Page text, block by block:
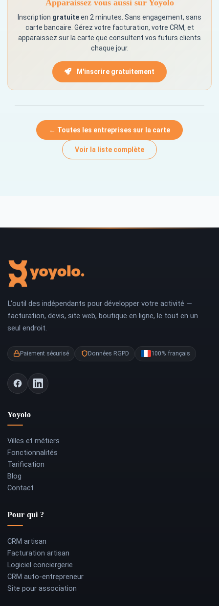
Apparaissez vous aussi sur Yoyolo
Inscription gratuiteen 2 minutes. Sans engagement, sans
carte bancaire. Gérez votre facturation, votre CRM, et
apparaissez sur la carte que consultent vos futurs clients
chaque jour.
M'inscrire gratuitement
← Toutes les entreprises sur la carte
Voir la liste complète
L'outil des indépendants pour développer votre activité —
facturation, devis, site web, boutique en ligne, le tout en un
seul endroit.
Paiement sécurisé Données RGPD 100% français
Yoyolo
Villes et métiers
Fonctionnalités
Tarification
Blog
Contact
Pour qui ?
CRM artisan
Facturation artisan
Logiciel conciergerie
CRM auto-entrepreneur
Site pour association